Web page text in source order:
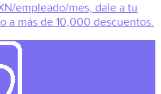
empleado/mes, dale a tu
a más de 10,000 descuentos.